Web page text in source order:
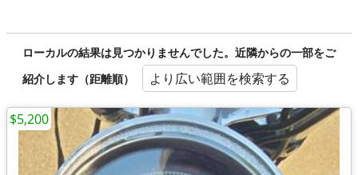
ローカルの結果は見つかりませんでした。近隣からの一部をご
紹介します（距離順）
より広い範囲を検索する
$5,200